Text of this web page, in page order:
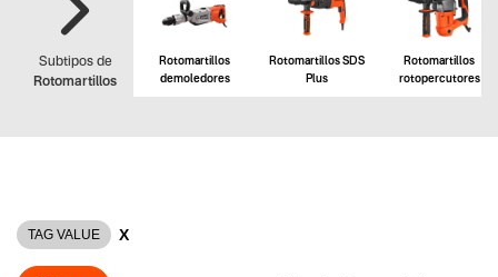
Subtipos de
Rotomartillos
Rotomartillos
demoledores
Rotomartillos SDS
Plus
Rotomartillos
rotopercutores
TAG VALUE X